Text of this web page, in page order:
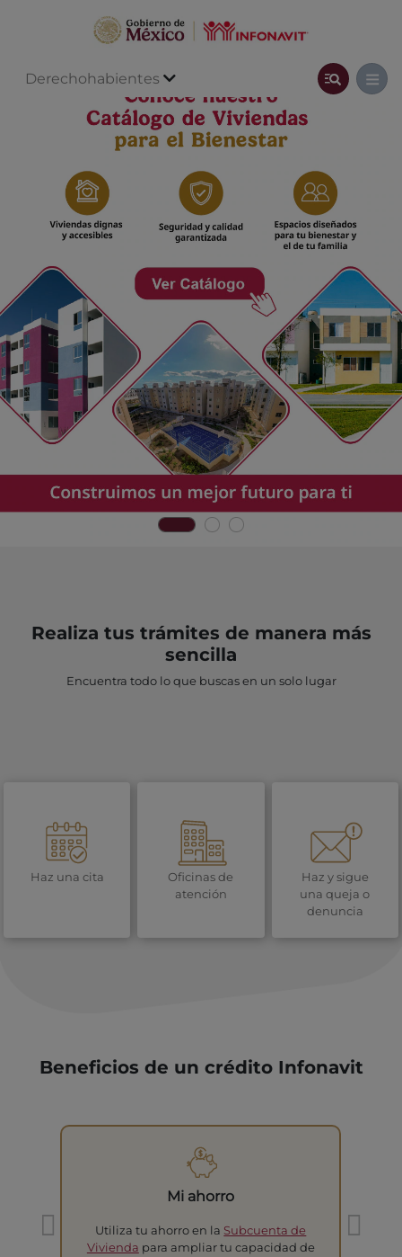
Derechohabientes
Realiza tus trámites de manera más
sencilla
Encuentra todo lo que buscas en un solo lugar
Haz una cita
Oficinas de
atención
Haz y sigue
una queja o
denuncia
Beneficios de un crédito Infonavit
Mi ahorro
Utiliza tu ahorro en la Subcuenta de
Vivienda para ampliar tu capacidad de